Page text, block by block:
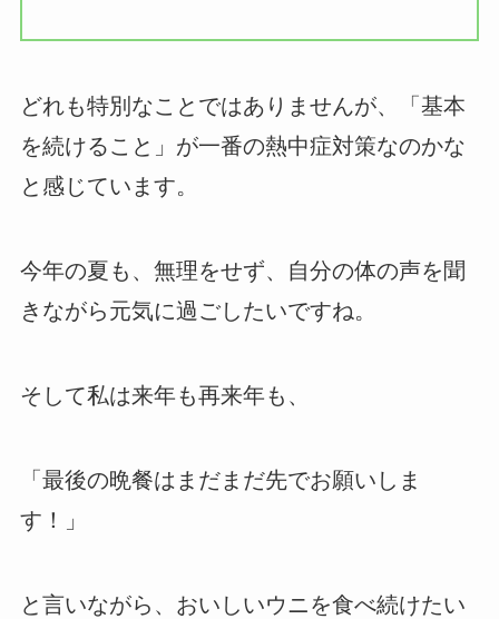
どれも特別なことではありませんが、「基本
を続けること」が一番の熱中症対策なのかな
と感じています。
今年の夏も、無理をせず、自分の体の声を聞
きながら元気に過ごしたいですね。
そして私は来年も再来年も、
「最後の晩餐はまだまだ先でお願いしま
す！」
と言いながら、おいしいウニを食べ続けたい